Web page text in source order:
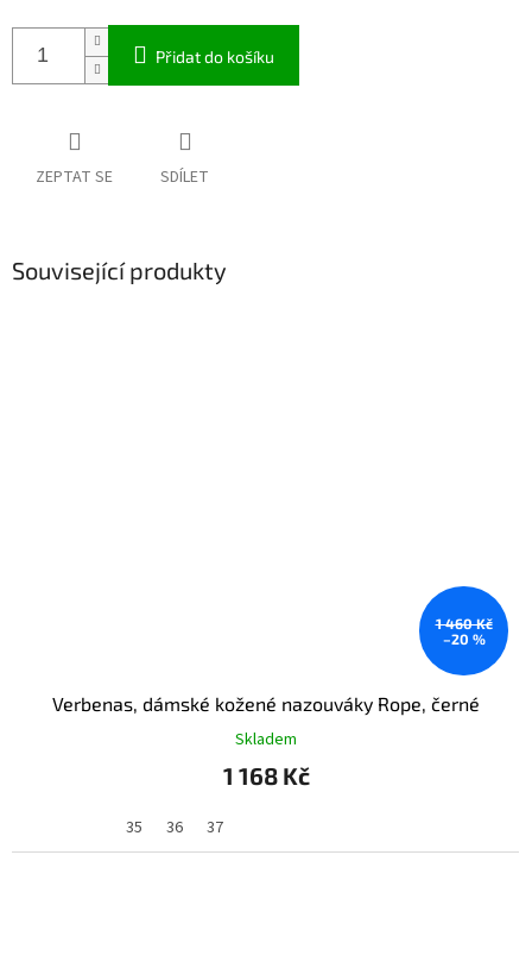
Přidat do košíku
ZEPTAT SE SDÍLET
Související produkty
1 460 Kč
–20 %
Verbenas, dámské kožené nazouváky Rope, černé
Skladem
1 168 Kč
35 36 37